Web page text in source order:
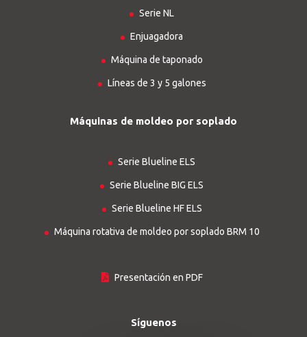
Serie NL
Enjuagadora
Máquina de taponado
Líneas de 3 y 5 galones
Máquinas de moldeo por soplado
Serie Blueline ELS
Serie Blueline BIG ELS
Serie Blueline HF ELS
Máquina rotativa de moldeo por soplado BRM 10
Presentación en PDF
Síguenos